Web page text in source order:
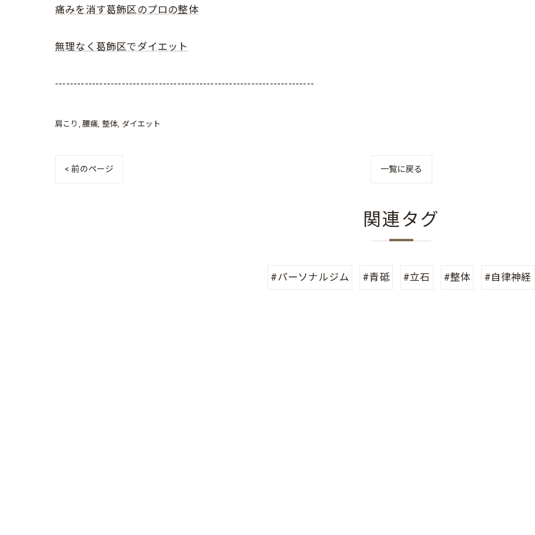
痛みを消す葛飾区のプロの整体
無理なく葛飾区でダイエット
----------------------------------------------------------------------
肩こり 腰痛 整体 ダイエット
< 前のページ 一覧に戻る
関連タグ
#パーソナルジム #青砥 #立石 #整体 #自律神経